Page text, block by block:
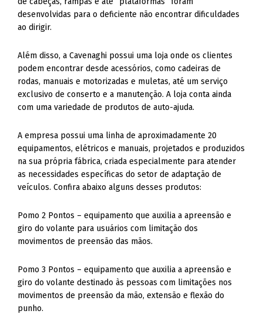
desenvolvidas para o deficiente não encontrar dificuldades
ao dirigir.
Além disso, a Cavenaghi possui uma loja onde os clientes
podem encontrar desde acessórios, como cadeiras de
rodas, manuais e motorizadas e muletas, até um serviço
exclusivo de conserto e a manutenção. A loja conta ainda
com uma variedade de produtos de auto-ajuda.
A empresa possui uma linha de aproximadamente 20
equipamentos, elétricos e manuais, projetados e produzidos
na sua própria fábrica, criada especialmente para atender
as necessidades específicas do setor de adaptação de
veículos. Confira abaixo alguns desses produtos:
Pomo 2 Pontos – equipamento que auxilia a apreensão e
giro do volante para usuários com limitação dos
movimentos de preensão das mãos.
Pomo 3 Pontos – equipamento que auxilia a apreensão e
giro do volante destinado às pessoas com limitações nos
movimentos de preensão da mão, extensão e flexão do
punho.